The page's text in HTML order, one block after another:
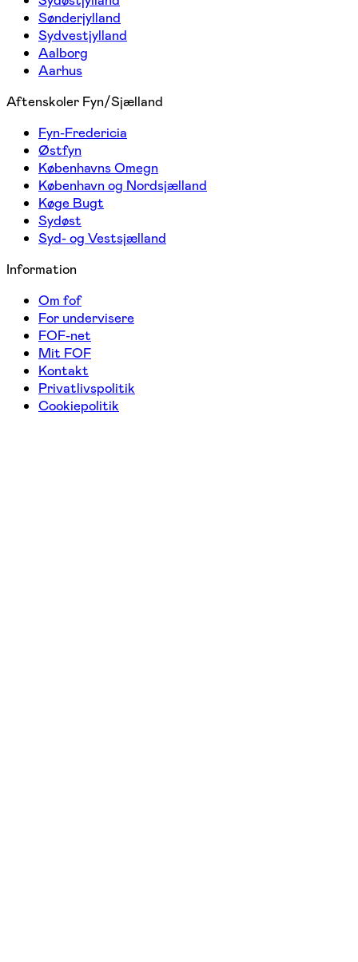
Sønderjylland
Sydvestjylland
Aalborg
Aarhus
Aftenskoler Fyn/Sjælland
Fyn-Fredericia
Østfyn
Københavns Omegn
København og Nordsjælland
Køge Bugt
Sydøst
Syd- og Vestsjælland
Information
Om fof
For undervisere
FOF-net
Mit FOF
Kontakt
Privatlivspolitik
Cookiepolitik